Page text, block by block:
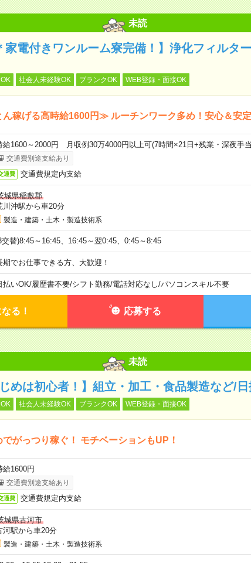
未読
家電付きワンルーム寮完備！】浄化フィルタ
社会人未経験OK ブランクOK WEB登録・面接OK
稼げる高時給1600円≫ ルーチンワーク多め！安心＆安定
給1600～2000円 月収例30万4000円以上可(7時間×21日+残業・深夜手
交通費別途支給あり
通費 交通費規定内支給
城県稲敷郡
川沖駅から車20分
製造・建築・土木・製造技術系
交替)8:45～16:45、16:45～翌0:45、0:45～8:45
期でお仕事できる方、大歓迎！
払いOK/履歴書不要/シフト勤務/電話対応なし/パソコンスキル不要
る！ 応募する
未読
じめは初心者！】組立・加工・食品製造など/
社会人未経験OK ブランクOK WEB登録・面接OK
でがっつり稼ぐ！ モチベーションもUP！
給1600円
交通費別途支給あり
通費 交通費規定内支給
城県古河市
河駅から車20分
製造・建築・土木・製造技術系